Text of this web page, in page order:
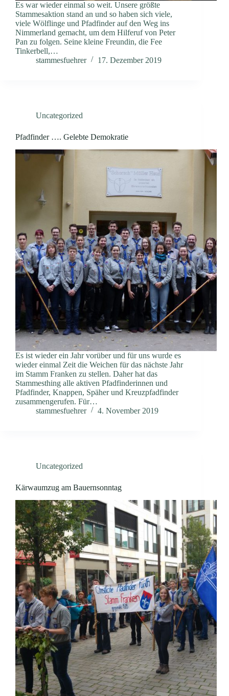
Es war wieder einmal so weit. Unsere größte
Stammesaktion stand an und so haben sich viele,
viele Wölflinge und Pfadfinder auf den Weg ins
Nimmerland gemacht, um dem Hilferuf von Peter
Pan zu folgen. Seine kleine Freundin, die Fee
Tinkerbell,…
stammesfuehrer
17. Dezember 2019
Uncategorized
Pfadfinder …. Gelebte Demokratie
Es ist wieder ein Jahr vorüber und für uns wurde es
wieder einmal Zeit die Weichen für das nächste Jahr
im Stamm Franken zu stellen. Daher hat das
Stammesthing alle aktiven Pfadfinderinnen und
Pfadfinder, Knappen, Späher und Kreuzpfadfinder
zusammengerufen. Für…
stammesfuehrer
4. November 2019
Uncategorized
Kärwaumzug am Bauernsonntag